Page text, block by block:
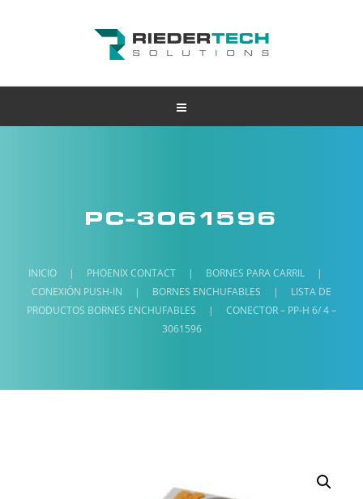
PC-3061596
INICIO | PHOENIX CONTACT | BORNES PARA CARRIL
|
CONEXIÓN PUSH-IN
| BORNES ENCHUFABLES |
LISTA DE
PRODUCTOS BORNES ENCHUFABLES
|
CONECTOR – PP-H 6/ 4 –
3061596